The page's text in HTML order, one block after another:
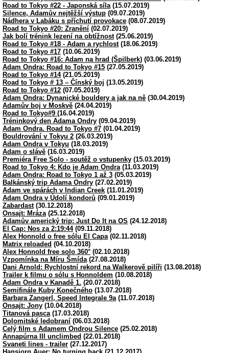
Road to Tokyo #22 - Japonská síla (15.07.2019)
Silence, Adamův nejtěžší výstup (09.07.2019)
Nádhera v Labáku s příchutí provokace (08.07.2019)
Road to Tokyo #20: Zranění (02.07.2019)
Jak bolí trénink lezení na obtížnost(25.06.2019)
Road to Tokyo #18 - Adam a rychlost(18.06.2019)
Road to Tokyo #17 (10.06.2019)
Road to Tokyo #16: Adam na hrad (Špilberk) (03.06.2019)
Adam Ondra: Road to Tokyo #15 (27.05.2019)
Road to Tokyo #14(21.05.2019)
Road to Tokyo # 13 – Čínský boj (13.05.2019)
Road to Tokyo #12 (07.05.2019)
Adam Ondra: Dynanické bouldery a jak na ně (30.04.2019)
Adamův boj v Moskvě (24.04.2019)
Road to Tokyo#9 (16.04.2019)
Tréninkový den Adama Ondry (09.04.2019)
Adam Ondra. Road to Tokyo #7 (01.04.2019)
Bouldrování v Tokyu 2 (26.03.2019)
Adam Ondra v Tokyu (18.03.2019)
Adam o slávě (16.03.2019)
Premiéra Free Solo - soutěž o vstupenky (15.03.2019)
Road to Tokyo 4: Kdo je Adam Ondra (11.03.2019)
Adam Ondra: Road to Tokyo 1 až 3 (05.03.2019)
Balkánský trip Adama Ondry (27.02.2019)
Adam ve spárách v Indian Creek (11.01.2019)
Adam Ondra v Údolí kondorů (09.01.2019)
Zabardast(30.12.2018)
Onsajt: Mráza (25.12.2018)
Adamův americký trip: Just Do It na OS (24.12.2018)
El Cap: Nos za 2:19:44(09.11.2018)
Alex Honnold o free sólu El Capa (02.11.2018)
Matrix reloaded (04.10.2018)
Alex Honnold free solo 360° (02.10.2018)
Vzpomínka na Míru Šmída (27.08.2018)
Dani Arnold: Rychlostní rekord na Walkerově pilíři (13.08.2018)
Trailer k filmu o sólu s Honnoldem (10.08.2018)
Adam Ondra v Kanadě 1. (20.07.2018)
Semifinále Kuby Konečného (13.07.2018)
Barbara Zangerl, Speed Integrale 9a (11.07.2018)
Onsajt: Jony (10.04.2018)
Titanová pasca (17.03.2018)
Dolomitské ledobraní (06.03.2018)
Celý film s Adamem Ondrou Silence (25.02.2018)
Annapúrna III unclimbed (22.01.2018)
Svaneti lines - trailer (27.12.2017)